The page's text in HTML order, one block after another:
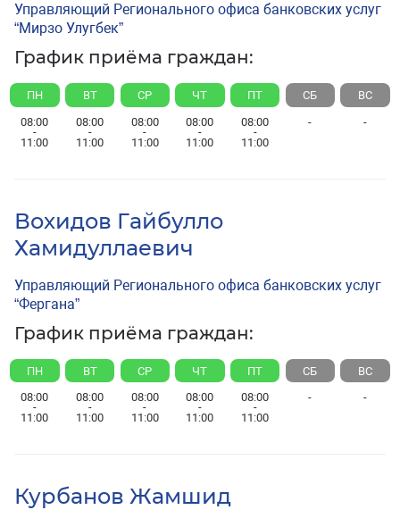
Управляющий Регионального офиса банковских услуг
“Мирзо Улугбек”
График приёма граждан:
ПН
08:00
-
11:00
ВТ
08:00
-
11:00
СР
08:00
-
11:00
ЧТ
08:00
-
11:00
ПТ
08:00
-
11:00
СБ
-
ВС
-
Вохидов Гайбулло
Хамидуллаевич
Управляющий Регионального офиса банковских услуг
“Фергана”
График приёма граждан:
ПН
08:00
-
11:00
ВТ
08:00
-
11:00
СР
08:00
-
11:00
ЧТ
08:00
-
11:00
ПТ
08:00
-
11:00
СБ
-
ВС
-
Курбанов Жамшид